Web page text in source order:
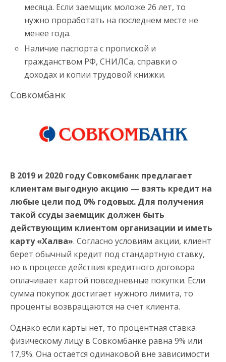
месяца. Если заемщик моложе 26 лет, то
нужно проработать на последнем месте не
менее года.
Наличие паспорта с пропиской и
гражданством РФ, СНИЛСа, справки о
доходах и копии трудовой книжки.
Совкомбанк
В 2019 и 2020 году Совкомбанк предлагает
клиентам выгодную акцию — взять кредит на
любые цели под 0% годовых. Для получения
такой ссуды заемщик должен быть
действующим клиентом организации и иметь
карту «Халва». Согласно условиям акции, клиент
берет обычный кредит под стандартную ставку,
но в процессе действия кредитного договора
оплачивает картой повседневные покупки. Если
сумма покупок достигает нужного лимита, то
проценты возвращаются на счет клиента.
Однако если карты нет, то процентная ставка
физическому лицу в Совкомбанке равна 9% или
17,9%. Она остается одинаковой вне зависимости